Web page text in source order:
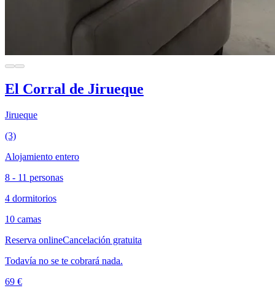
El Corral de Jirueque
Jirueque
(3)
Alojamiento entero
8 - 11 personas
4 dormitorios
10 camas
Reserva onlineCancelación gratuita
Todavía no se te cobrará nada.
69 €